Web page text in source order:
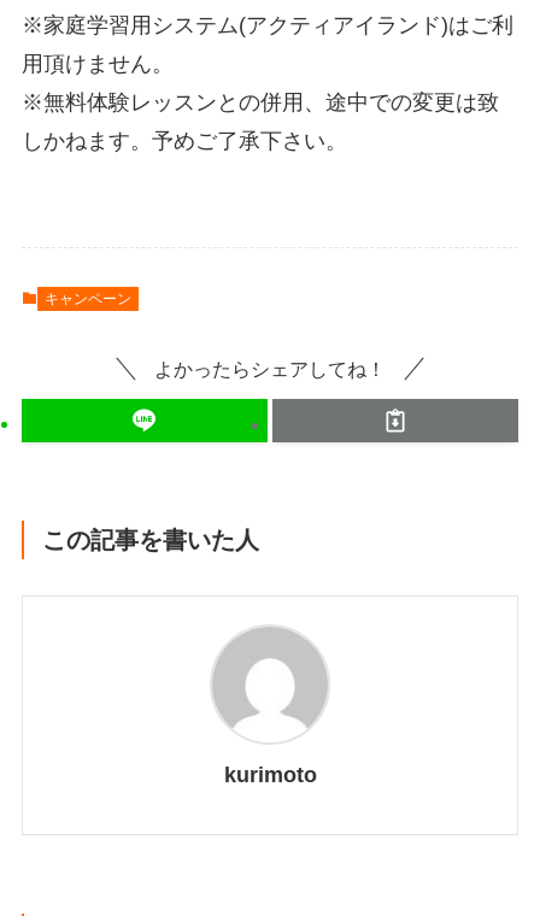
※家庭学習用システム(アクティアイランド)はご利
用頂けません。
※無料体験レッスンとの併用、途中での変更は致
しかねます。予めご了承下さい。
キャンペーン
よかったらシェアしてね！
この記事を書いた人
kurimoto